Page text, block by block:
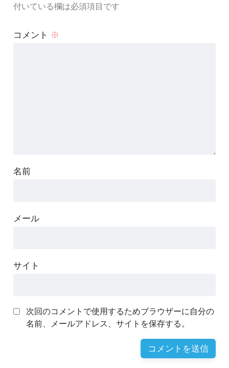
付いている欄は必須項目です
コメント ※
名前
メール
サイト
次回のコメントで使用するためブラウザーに自分の
名前、メールアドレス、サイトを保存する。